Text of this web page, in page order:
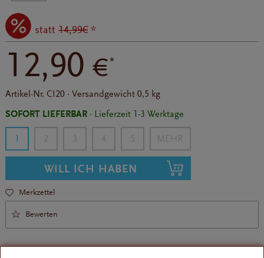
statt 14,99€ *
12,90€*
Artikel-Nr. CI20 · Versandgewicht 0,5 kg
SOFORT LIEFERBAR· Lieferzeit 1-3 Werktage
1 2 3 4 5
WILL ICH HABEN
Merkzettel
Bewerten